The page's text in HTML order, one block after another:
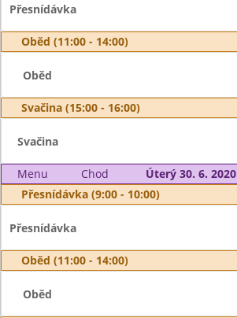
Přesnídávka
Oběd (11:00 - 14:00)
Oběd
Svačina (15:00 - 16:00)
Svačina
Menu Chod
Úterý 30. 6. 2020
Přesnídávka (9:00 - 10:00)
Přesnídávka
Oběd (11:00 - 14:00)
Oběd